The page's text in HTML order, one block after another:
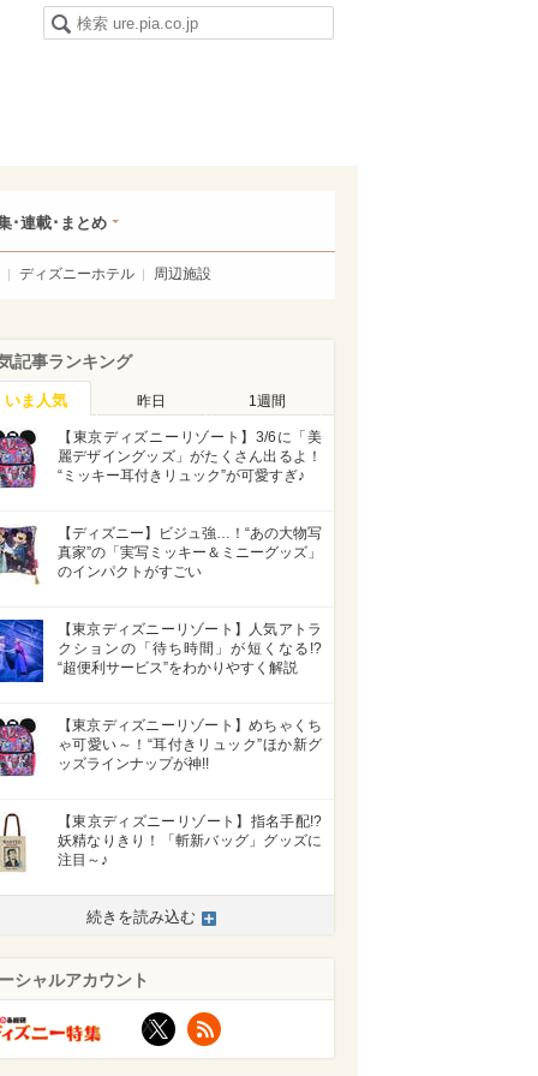
･連載･まとめ
ディズニーホテル 周辺施設
記事ランキング
いま人気 昨日 1週間
【東京ディズニーリゾート】3/6に「美
麗デザイングッズ」がたくさん出るよ！
“ミッキー耳付きリュック”が可愛すぎ♪
【ディズニー】ビジュ強…！“あの大物写
真家”の「実写ミッキー＆ミニーグッズ」
のインパクトがすごい
【東京ディズニーリゾート】人気アトラ
クションの「待ち時間」が短くなる!?
“超便利サービス”をわかりやすく解説
【東京ディズニーリゾート】めちゃくち
ゃ可愛い～！“耳付きリュック”ほか新グ
ッズラインナップが神!!
【東京ディズニーリゾート】指名手配!?
妖精なりきり！「斬新バッグ」グッズに
注目～♪
続きを読み込む
シャルアカウント
X